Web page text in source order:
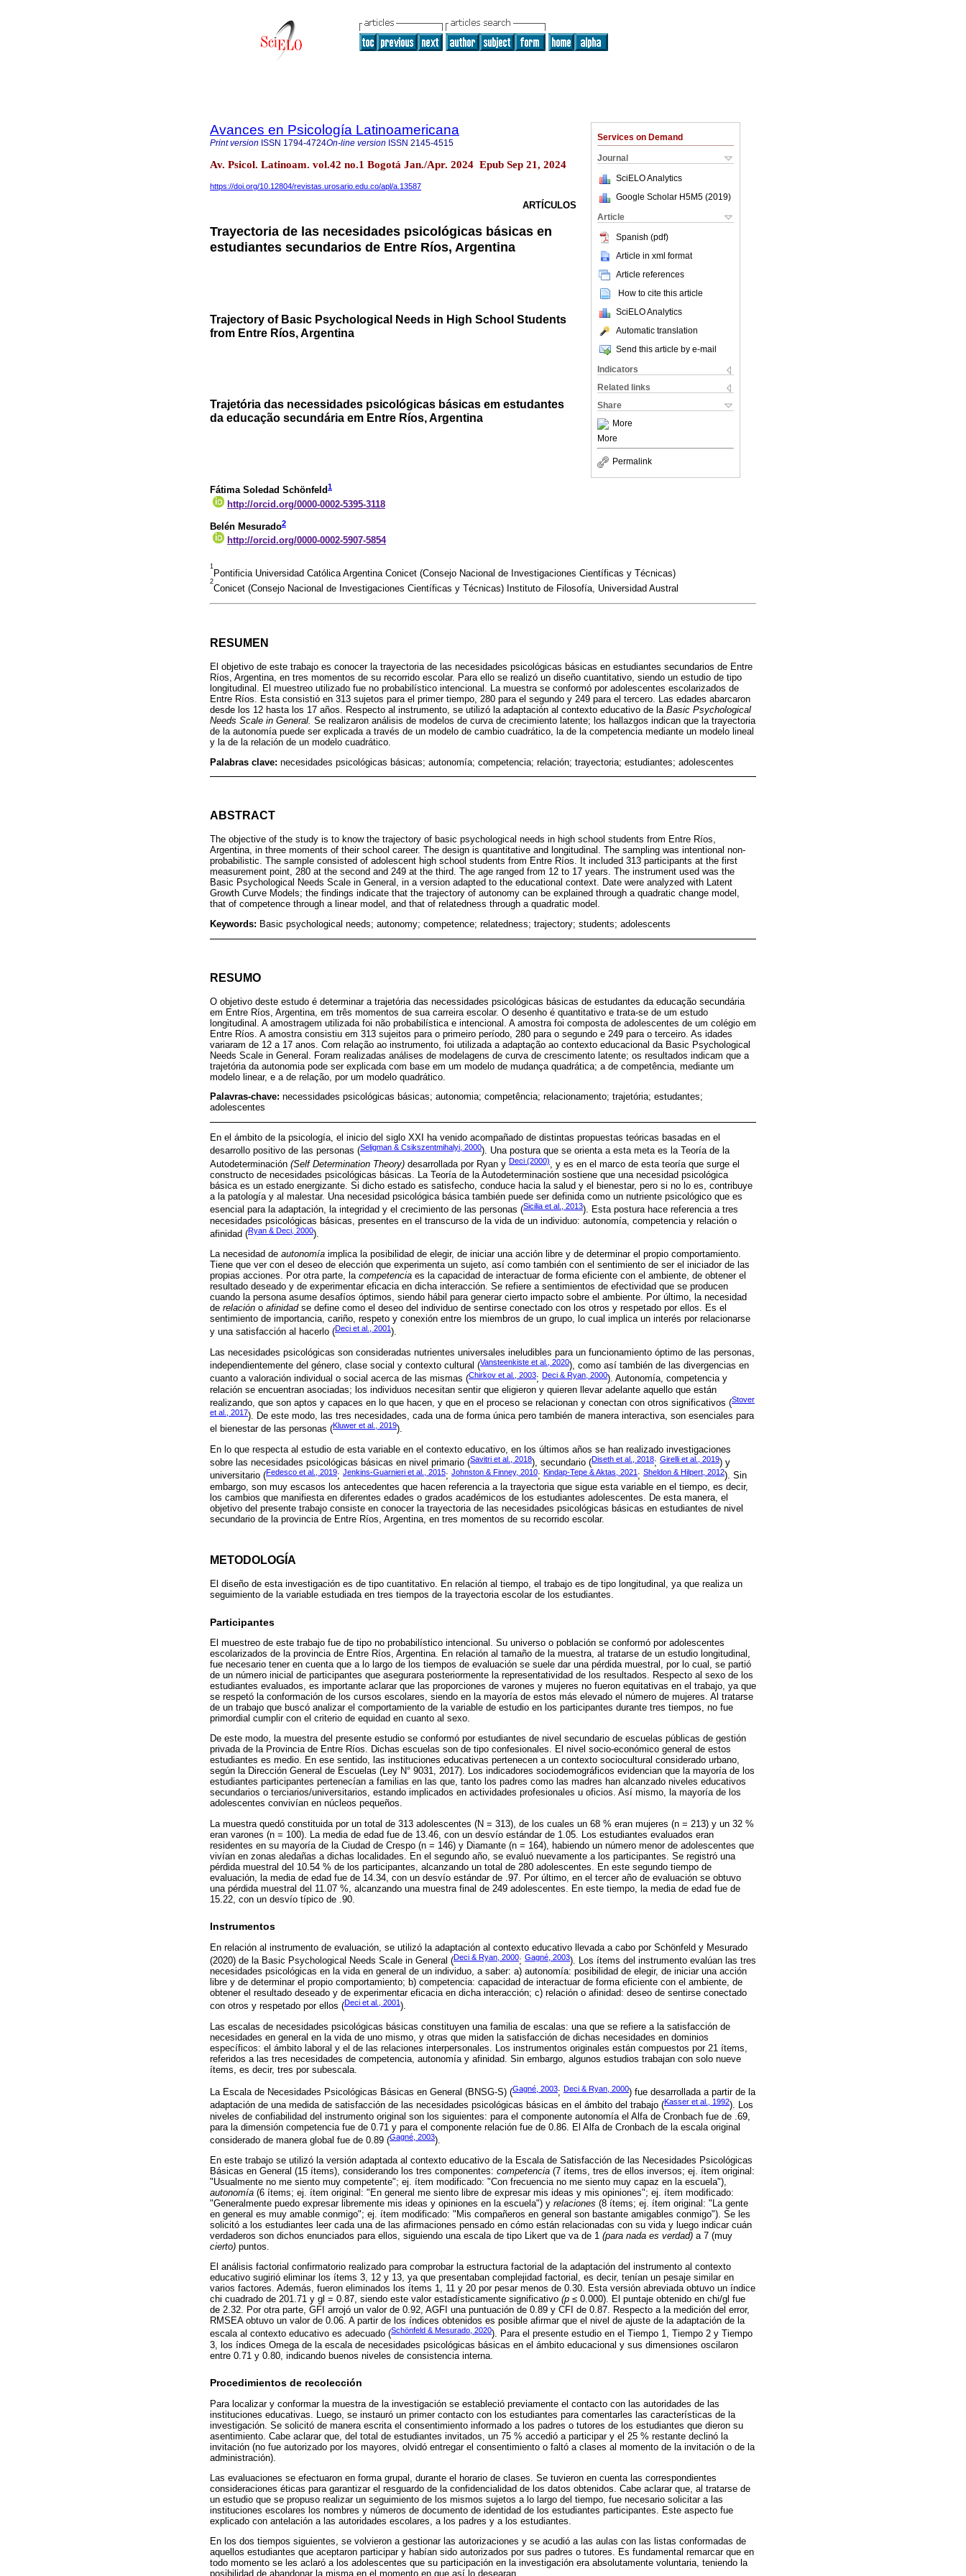
Services on Demand
Journal
SciELO Analytics
Google Scholar H5M5 (2019)
Article
Spanish (pdf)
Article in xml format
Article references
How to cite this article
SciELO Analytics
Automatic translation
Send this article by e-mail
Indicators
Related links
Share
More
More
Permalink
Avances en Psicología Latinoamericana
Print version ISSN 1794-4724On-line version ISSN 2145-4515
Av. Psicol. Latinoam. vol.42 no.1 Bogotá Jan./Apr. 2024 Epub Sep 21, 2024
https://doi.org/10.12804/revistas.urosario.edu.co/apl/a.13587
ARTÍCULOS
Trayectoria de las necesidades psicológicas básicas en
estudiantes secundarios de Entre Ríos, Argentina
Trajectory of Basic Psychological Needs in High School Students
from Entre Ríos, Argentina
Trajetória das necessidades psicológicas básicas em estudantes
da educação secundária em Entre Ríos, Argentina
Fátima Soledad Schönfeld1
http://orcid.org/0000-0002-5395-3118
Belén Mesurado2
http://orcid.org/0000-0002-5907-5854
1
Pontificia Universidad Católica Argentina Conicet (Consejo Nacional de Investigaciones Científicas y Técnicas)
2
Conicet (Consejo Nacional de Investigaciones Científicas y Técnicas) Instituto de Filosofía, Universidad Austral
RESUMEN
El objetivo de este trabajo es conocer la trayectoria de las necesidades psicológicas básicas en estudiantes secundarios de Entre
Ríos, Argentina, en tres momentos de su recorrido escolar. Para ello se realizó un diseño cuantitativo, siendo un estudio de tipo
longitudinal. El muestreo utilizado fue no probabilístico intencional. La muestra se conformó por adolescentes escolarizados de
Entre Ríos. Esta consistió en 313 sujetos para el primer tiempo, 280 para el segundo y 249 para el tercero. Las edades abarcaron
desde los 12 hasta los 17 años. Respecto al instrumento, se utilizó la adaptación al contexto educativo de la Basic Psychological
Needs Scale in General. Se realizaron análisis de modelos de curva de crecimiento latente; los hallazgos indican que la trayectoria
de la autonomía puede ser explicada a través de un modelo de cambio cuadrático, la de la competencia mediante un modelo lineal
y la de la relación de un modelo cuadrático.
Palabras clave: necesidades psicológicas básicas; autonomía; competencia; relación; trayectoria; estudiantes; adolescentes
ABSTRACT
The objective of the study is to know the trajectory of basic psychological needs in high school students from Entre Ríos,
Argentina, in three moments of their school career. The design is quantitative and longitudinal. The sampling was intentional non-
probabilistic. The sample consisted of adolescent high school students from Entre Ríos. It included 313 participants at the first
measurement point, 280 at the second and 249 at the third. The age ranged from 12 to 17 years. The instrument used was the
Basic Psychological Needs Scale in General, in a version adapted to the educational context. Date were analyzed with Latent
Growth Curve Models; the findings indicate that the trajectory of autonomy can be explained through a quadratic change model,
that of competence through a linear model, and that of relatedness through a quadratic model.
Keywords: Basic psychological needs; autonomy; competence; relatedness; trajectory; students; adolescents
RESUMO
O objetivo deste estudo é determinar a trajetória das necessidades psicológicas básicas de estudantes da educação secundária
em Entre Ríos, Argentina, em três momentos de sua carreira escolar. O desenho é quantitativo e trata-se de um estudo
longitudinal. A amostragem utilizada foi não probabilística e intencional. A amostra foi composta de adolescentes de um colégio em
Entre Ríos. A amostra consistiu em 313 sujeitos para o primeiro período, 280 para o segundo e 249 para o terceiro. As idades
variaram de 12 a 17 anos. Com relação ao instrumento, foi utilizada a adaptação ao contexto educacional da Basic Psychological
Needs Scale in General. Foram realizadas análises de modelagens de curva de crescimento latente; os resultados indicam que a
trajetória da autonomia pode ser explicada com base em um modelo de mudança quadrática; a de competência, mediante um
modelo linear, e a de relação, por um modelo quadrático.
Palavras-chave: necessidades psicológicas básicas; autonomia; competência; relacionamento; trajetória; estudantes;
adolescentes
En el ámbito de la psicología, el inicio del siglo XXI ha venido acompañado de distintas propuestas teóricas basadas en el
desarrollo positivo de las personas (Seligman & Csikszentmihalyi, 2000). Una postura que se orienta a esta meta es la Teoría de la
Autodeterminación (Self Determination Theory) desarrollada por Ryan y Deci (2000), y es en el marco de esta teoría que surge el
constructo de necesidades psicológicas básicas. La Teoría de la Autodeterminación sostiene que una necesidad psicológica
básica es un estado energizante. Si dicho estado es satisfecho, conduce hacia la salud y el bienestar, pero si no lo es, contribuye
a la patología y al malestar. Una necesidad psicológica básica también puede ser definida como un nutriente psicológico que es
esencial para la adaptación, la integridad y el crecimiento de las personas (Sicilia et al., 2013). Esta postura hace referencia a tres
necesidades psicológicas básicas, presentes en el transcurso de la vida de un individuo: autonomía, competencia y relación o
afinidad (Ryan & Deci, 2000).
La necesidad de autonomía implica la posibilidad de elegir, de iniciar una acción libre y de determinar el propio comportamiento.
Tiene que ver con el deseo de elección que experimenta un sujeto, así como también con el sentimiento de ser el iniciador de las
propias acciones. Por otra parte, la competencia es la capacidad de interactuar de forma eficiente con el ambiente, de obtener el
resultado deseado y de experimentar eficacia en dicha interacción. Se refiere a sentimientos de efectividad que se producen
cuando la persona asume desafíos óptimos, siendo hábil para generar cierto impacto sobre el ambiente. Por último, la necesidad
de relación o afinidadse define como el deseo del individuo de sentirse conectado con los otros y respetado por ellos. Es el
sentimiento de importancia, cariño, respeto y conexión entre los miembros de un grupo, lo cual implica un interés por relacionarse
y una satisfacción al hacerlo (Deci et al., 2001).
Las necesidades psicológicas son consideradas nutrientes universales ineludibles para un funcionamiento óptimo de las personas,
independientemente del género, clase social y contexto cultural (Vansteenkiste et al., 2020), como así también de las divergencias en
cuanto a valoración individual o social acerca de las mismas (Chirkov et al., 2003; Deci & Ryan, 2000). Autonomía, competencia y
relación se encuentran asociadas; los individuos necesitan sentir que eligieron y quieren llevar adelante aquello que están
realizando, que son aptos y capaces en lo que hacen, y que en el proceso se relacionan y conectan con otros significativos (Stover
et al., 2017). De este modo, las tres necesidades, cada una de forma única pero también de manera interactiva, son esenciales para
el bienestar de las personas (Kluwer et al., 2019).
En lo que respecta al estudio de esta variable en el contexto educativo, en los últimos años se han realizado investigaciones
sobre las necesidades psicológicas básicas en nivel primario (Savitri et al., 2018), secundario (Diseth et al., 2018; Girelli et al., 2019) y
universitario (Fedesco et al., 2019; Jenkins-Guarnieri et al., 2015; Johnston & Finney, 2010; Kindap-Tepe & Aktas, 2021 ; Sheldon & Hilpert, 2012). Sin
embargo, son muy escasos los antecedentes que hacen referencia a la trayectoria que sigue esta variable en el tiempo, es decir,
los cambios que manifiesta en diferentes edades o grados académicos de los estudiantes adolescentes. De esta manera, el
objetivo del presente trabajo consiste en conocer la trayectoria de las necesidades psicológicas básicas en estudiantes de nivel
secundario de la provincia de Entre Ríos, Argentina, en tres momentos de su recorrido escolar.
METODOLOGÍA
El diseño de esta investigación es de tipo cuantitativo. En relación al tiempo, el trabajo es de tipo longitudinal, ya que realiza un
seguimiento de la variable estudiada en tres tiempos de la trayectoria escolar de los estudiantes.
Participantes
El muestreo de este trabajo fue de tipo no probabilístico intencional. Su universo o población se conformó por adolescentes
escolarizados de la provincia de Entre Ríos, Argentina. En relación al tamaño de la muestra, al tratarse de un estudio longitudinal,
fue necesario tener en cuenta que a lo largo de los tiempos de evaluación se suele dar una pérdida muestral, por lo cual, se partió
de un número inicial de participantes que asegurara posteriormente la representatividad de los resultados. Respecto al sexo de los
estudiantes evaluados, es importante aclarar que las proporciones de varones y mujeres no fueron equitativas en el trabajo, ya que
se respetó la conformación de los cursos escolares, siendo en la mayoría de estos más elevado el número de mujeres. Al tratarse
de un trabajo que buscó analizar el comportamiento de la variable de estudio en los participantes durante tres tiempos, no fue
primordial cumplir con el criterio de equidad en cuanto al sexo.
De este modo, la muestra del presente estudio se conformó por estudiantes de nivel secundario de escuelas públicas de gestión
privada de la Provincia de Entre Ríos. Dichas escuelas son de tipo confesionales. El nivel socio-económico general de estos
estudiantes es medio. En ese sentido, las instituciones educativas pertenecen a un contexto sociocultural considerado urbano,
según la Dirección General de Escuelas (Ley N° 9031, 2017). Los indicadores sociodemográficos evidencian que la mayoría de los
estudiantes participantes pertenecían a familias en las que, tanto los padres como las madres han alcanzado niveles educativos
secundarios o terciarios/universitarios, estando implicados en actividades profesionales u oficios. Así mismo, la mayoría de los
adolescentes convivían en núcleos pequeños.
La muestra quedó constituida por un total de 313 adolescentes (N = 313), de los cuales un 68 % eran mujeres (n = 213) y un 32 %
eran varones (n = 100). La media de edad fue de 13.46, con un desvío estándar de 1.05. Los estudiantes evaluados eran
residentes en su mayoría de la Ciudad de Crespo (n = 146) y Diamante (n = 164), habiendo un número menor de adolescentes que
vivían en zonas aledañas a dichas localidades. En el segundo año, se evaluó nuevamente a los participantes. Se registró una
pérdida muestral del 10.54 % de los participantes, alcanzando un total de 280 adolescentes. En este segundo tiempo de
evaluación, la media de edad fue de 14.34, con un desvío estándar de .97. Por último, en el tercer año de evaluación se obtuvo
una pérdida muestral del 11.07 %, alcanzando una muestra final de 249 adolescentes. En este tiempo, la media de edad fue de
15.22, con un desvío típico de .90.
Instrumentos
En relación al instrumento de evaluación, se utilizó la adaptación al contexto educativo llevada a cabo por Schönfeld y Mesurado
(2020) de la Basic Psychological Needs Scale in General (Deci & Ryan, 2000; Gagné, 2003). Los ítems del instrumento evalúan las tres
necesidades psicológicas en la vida en general de un individuo, a saber: a) autonomía: posibilidad de elegir, de iniciar una acción
libre y de determinar el propio comportamiento; b) competencia: capacidad de interactuar de forma eficiente con el ambiente, de
obtener el resultado deseado y de experimentar eficacia en dicha interacción; c) relación o afinidad: deseo de sentirse conectado
con otros y respetado por ellos (Deci et al., 2001).
Las escalas de necesidades psicológicas básicas constituyen una familia de escalas: una que se refiere a la satisfacción de
necesidades en general en la vida de uno mismo, y otras que miden la satisfacción de dichas necesidades en dominios
específicos: el ámbito laboral y el de las relaciones interpersonales. Los instrumentos originales están compuestos por 21 ítems,
referidos a las tres necesidades de competencia, autonomía y afinidad. Sin embargo, algunos estudios trabajan con solo nueve
ítems, es decir, tres por subescala.
La Escala de Necesidades Psicológicas Básicas en General (BNSG-S) (Gagné, 2003; Deci & Ryan, 2000) fue desarrollada a partir de la
adaptación de una medida de satisfacción de las necesidades psicológicas básicas en el ámbito del trabajo (Kasser et al., 1992). Los
niveles de confiabilidad del instrumento original son los siguientes: para el componente autonomía el Alfa de Cronbach fue de .69,
para la dimensión competencia fue de 0.71 y para el componente relación fue de 0.86. El Alfa de Cronbach de la escala original
considerado de manera global fue de 0.89 (Gagné, 2003).
En este trabajo se utilizó la versión adaptada al contexto educativo de la Escala de Satisfacción de las Necesidades Psicológicas
Básicas en General (15 ítems), considerando los tres componentes: competencia (7 ítems, tres de ellos inversos; ej. ítem original:
"Usualmente no me siento muy competente"; ej. ítem modificado: "Con frecuencia no me siento muy capaz en la escuela"),
autonomía (6 ítems; ej. ítem original: "En general me siento libre de expresar mis ideas y mis opiniones"; ej. ítem modificado:
"Generalmente puedo expresar libremente mis ideas y opiniones en la escuela") y relaciones (8 ítems; ej. ítem original: "La gente
en general es muy amable conmigo"; ej. ítem modificado: "Mis compañeros en general son bastante amigables conmigo"). Se les
solicitó a los estudiantes leer cada una de las afirmaciones pensado en cómo están relacionadas con su vida y luego indicar cuán
verdaderos son dichos enunciados para ellos, siguiendo una escala de tipo Likert que va de 1 (para nada es verdad) a 7 (muy
cierto) puntos.
El análisis factorial confirmatorio realizado para comprobar la estructura factorial de la adaptación del instrumento al contexto
educativo sugirió eliminar los ítems 3, 12 y 13, ya que presentaban complejidad factorial, es decir, tenían un pesaje similar en
varios factores. Además, fueron eliminados los ítems 1, 11 y 20 por pesar menos de 0.30. Esta versión abreviada obtuvo un índice
chi cuadrado de 201.71 y gl = 0.87, siendo este valor estadísticamente significativo (p ≤ 0.000). El puntaje obtenido en chi/gl fue
de 2.32. Por otra parte, GFI arrojó un valor de 0.92, AGFI una puntuación de 0.89 y CFI de 0.87. Respecto a la medición del error,
RMSEA obtuvo un valor de 0.06. A partir de los índices obtenidos es posible afirmar que el nivel de ajuste de la adaptación de la
escala al contexto educativo es adecuado (Schönfeld & Mesurado, 2020). Para el presente estudio en el Tiempo 1, Tiempo 2 y Tiempo
3, los índices Omega de la escala de necesidades psicológicas básicas en el ámbito educacional y sus dimensiones oscilaron
entre 0.71 y 0.80, indicando buenos niveles de consistencia interna.
Procedimientos de recolección
Para localizar y conformar la muestra de la investigación se estableció previamente el contacto con las autoridades de las
instituciones educativas. Luego, se instauró un primer contacto con los estudiantes para comentarles las características de la
investigación. Se solicitó de manera escrita el consentimiento informado a los padres o tutores de los estudiantes que dieron su
asentimiento. Cabe aclarar que, del total de estudiantes invitados, un 75 % accedió a participar y el 25 % restante declinó la
invitación (no fue autorizado por los mayores, olvidó entregar el consentimiento o faltó a clases al momento de la invitación o de la
administración).
Las evaluaciones se efectuaron en forma grupal, durante el horario de clases. Se tuvieron en cuenta las correspondientes
consideraciones éticas para garantizar el resguardo de la confidencialidad de los datos obtenidos. Cabe aclarar que, al tratarse de
un estudio que se propuso realizar un seguimiento de los mismos sujetos a lo largo del tiempo, fue necesario solicitar a las
instituciones escolares los nombres y números de documento de identidad de los estudiantes participantes. Este aspecto fue
explicado con antelación a las autoridades escolares, a los padres y a los estudiantes.
En los dos tiempos siguientes, se volvieron a gestionar las autorizaciones y se acudió a las aulas con las listas conformadas de
aquellos estudiantes que aceptaron participar y habían sido autorizados por sus padres o tutores. Es fundamental remarcar que en
todo momento se les aclaró a los adolescentes que su participación en la investigación era absolutamente voluntaria, teniendo la
posibilidad de abandonar la misma en el momento en que así lo desearan.